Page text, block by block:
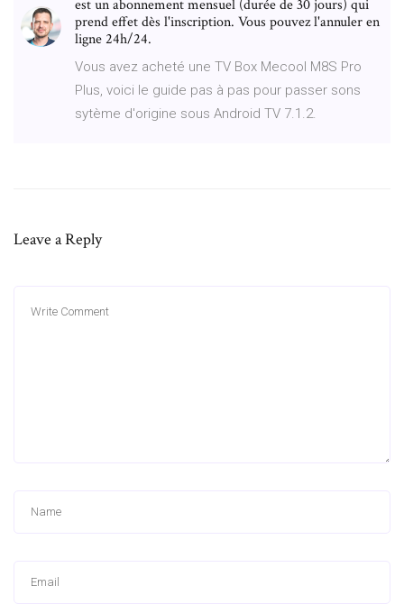
est un abonnement mensuel (durée de 30 jours) qui
prend effet dès l'inscription. Vous pouvez l'annuler en
ligne 24h/24.
Vous avez acheté une TV Box Mecool M8S Pro
Plus, voici le guide pas à pas pour passer sons
sytème d'origine sous Android TV 7.1.2.
Leave a Reply